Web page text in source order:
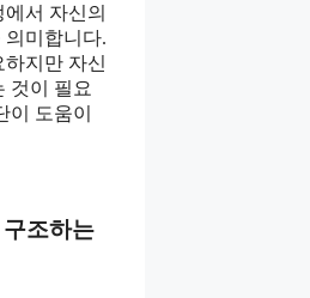
서 자신의
의미합니다.
하지만 자신
것이 필요
이 도움이
조하는